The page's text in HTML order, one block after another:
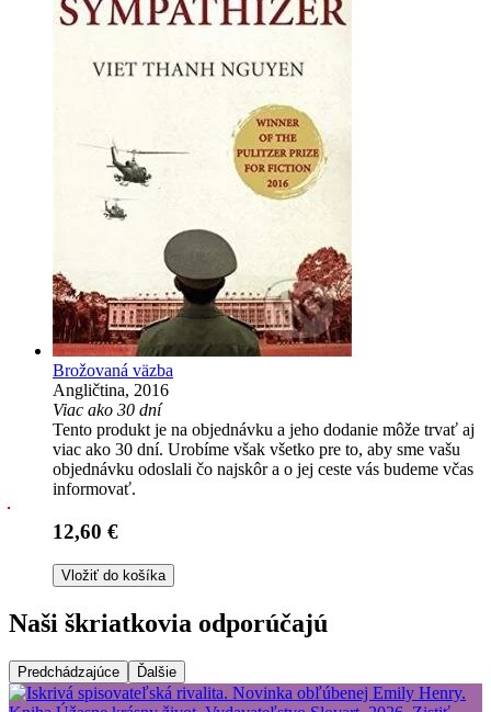
Brožovaná väzba
Angličtina, 2016
Viac ako 30 dní
Tento produkt je na objednávku a jeho dodanie môže trvať aj
viac ako 30 dní. Urobíme však všetko pre to, aby sme vašu
objednávku odoslali čo najskôr a o jej ceste vás budeme včas
informovať.
12,60 €
Vložiť do košíka
Naši škriatkovia odporúčajú
Predchádzajúce Ďalšie